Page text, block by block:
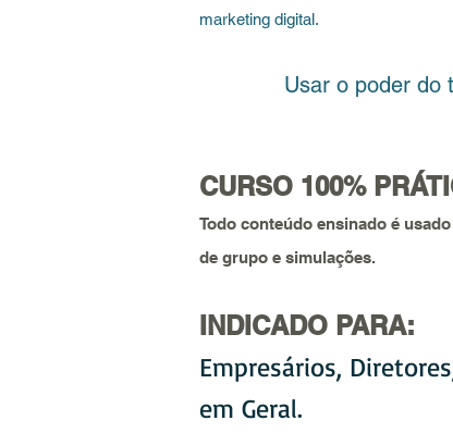
marketing digital.
Usar o poder do
CURSO 100%
Todo conteúdo ensinado é
de grupo e simulações.
INDICADO PARA:
Empresários,
em Geral.